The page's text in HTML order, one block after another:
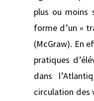
plus ou moins
forme d’un «
(McGraw). En
pratiques
dans
circulation des